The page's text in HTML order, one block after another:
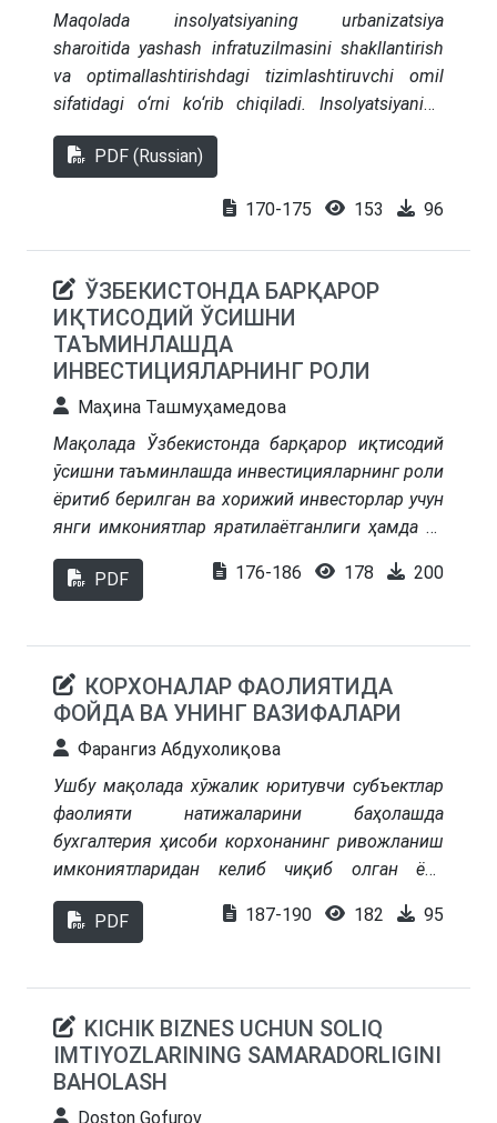
gacha oshirish mumkinligini ko‘rsatadi. SBM
islohotlarining o‘quvchilar yutuqlariga sezilarli
ijobiy ta’sir ko‘rsatishi uchun uzoq muddat (5
yildan 8 yilgacha) talab etilishi hamda
oshirish zarurligi ta’kidlanadi.
Maqolada insolyatsiyaning urbanizatsiya
sharoitida yashash infratuzilmasini shakllantirish
va optimallashtirishdagi tizimlashtiruvchi omil
sifatidagi o‘rni ko‘rib chiqiladi. Insolyatsiyaning
hududiy iqtisodiy ko‘rsatkichlar, jumladan, energiya
sarfi, sanitariya-gigiyena ko‘rsatkichlari va ijtimoiy-
bog‘liqligi asoslab beriladi. Matematik
va optimallashtirish algoritmlari taklif etiladi.
Toshkent shahridagi turar-joy qurilishi
amaliyotidan olingan misollar tahlil qilinib,
insolyatsiya parametrlarining hudud iqtisodiy
ko‘rsatkichlariga ta’siri namoyish etiladi.
Insolyatsiya talablari shaharsozlik dasturlari va uy-
joy siyosati loyihalariga integratsiya qilish bo‘yicha
xulosalar va tavsiyalar shakllantirilgan.
PDF (Russian)
170-175 153 96
ЎЗБЕКИСТОНДА БАРҚАРОР
ИҚТИСОДИЙ ЎСИШНИ
ТАЪМИНЛАШДА
ИНВЕСТИЦИЯЛАРНИНГ РОЛИ
Маҳина Ташмуҳамедова
Мақолада Ўзбекистонда барқарор иқтисодий
ўсишни таъминлашда инвестицияларнинг роли
ёритиб берилган ва хорижий инвесторлар учун
янги имкониятлар яратилаётганлиги ҳамда бу
соҳани янада ривожлантириш бўйича таклиф
ва тавсиялар берилган.
PDF 176-186 178 200
КОРХОНАЛАР ФАОЛИЯТИДА
ФОЙДА ВА УНИНГ ВАЗИФАЛАРИ
Фарангиз Абдухолиқова
Ушбу мақолада хўжалик юритувчи субъектлар
фаолияти натижаларини баҳолашда
бухгалтерия ҳисоби корхонанинг ривожланиш
имкониятларидан келиб чиқиб олган ёки
олиши мумкин бўлган фойдалари алоҳида
аҳамиятга эга эканлигига эътибор қаратилган.
баҳо бериш мумкинлиги асосланган фойданинг
вазифалари белгилаб берилган
PDF 187-190 182 95
KICHIK BIZNES UCHUN SOLIQ
IMTIYOZLARINING SAMARADORLIGINI
BAHOLASH
Doston Gofurov